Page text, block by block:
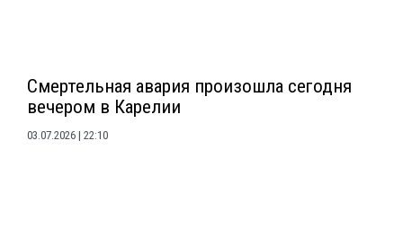
Смертельная авария произошла сегодня
вечером в Карелии
03.07.2026 22:10